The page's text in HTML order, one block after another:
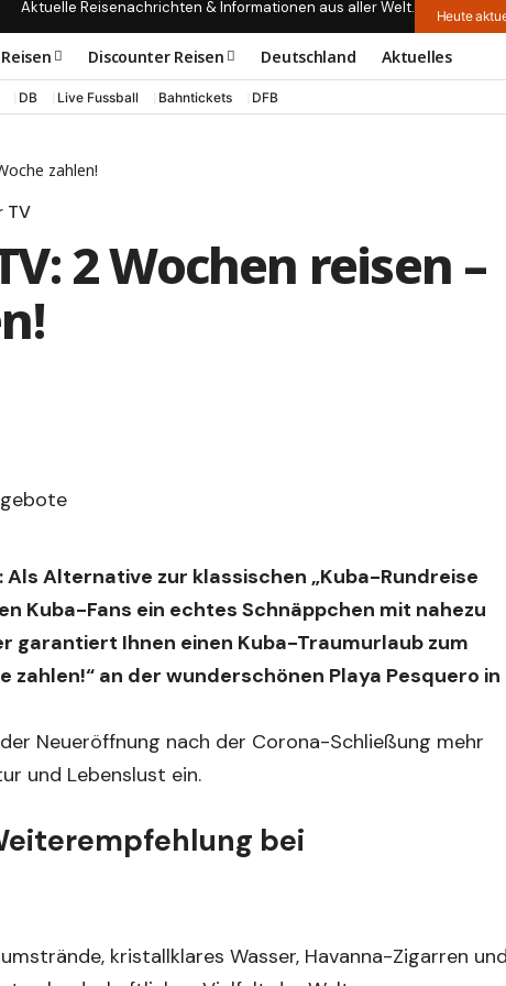
Aktuelle Reisenachrichten & Informationen aus aller Welt. Heute
Reisen Discounter Reisen Deutschland Aktuelles
DB Live Fussball Bahntickets DFB
zahlen!
TV
2 Wochen reisen –
Alternative zur klassischen „Kuba-Rundreise
Kuba-Fans ein echtes Schnäppchen mit nahezu
garantiert Ihnen einen Kuba-Traumurlaub zum
zahlen!“ an der wunderschönen Playa Pesquero in
Neueröffnung nach der Corona-Schließung mehr
und Lebenslust ein.
bei
kristallklares Wasser, Havanna-Zigarren